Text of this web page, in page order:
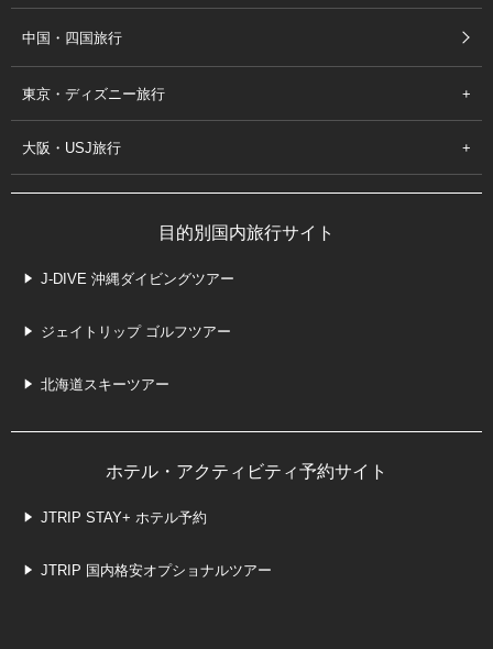
中国・四国旅行
東京・ディズニー旅行
大阪・USJ旅行
目的別国内旅行サイト
J-DIVE 沖縄ダイビングツアー
ジェイトリップ ゴルフツアー
北海道スキーツアー
ホテル・アクティビティ予約サイト
JTRIP STAY+ ホテル予約
JTRIP 国内格安オプショナルツアー